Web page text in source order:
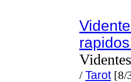
/Tarot[8/